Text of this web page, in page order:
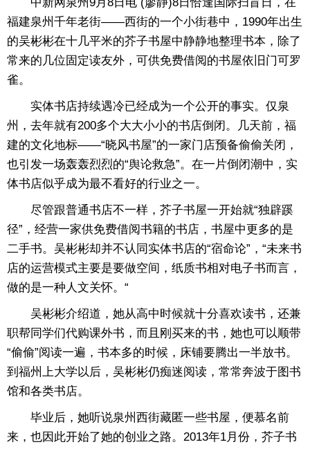
中新网泉州9月8日电 (廖静)8日恰逢国际扫盲日，在
福建泉州千年老街——西街的一个小街巷中，1990年出生
的吴彬彬在十几平米的芥子书屋中静静地整理书本，除了
常来的几位固定读友外，可供免费借阅的书屋依旧门可罗
雀。
实体书店持续遇冷已经成为一个公开的事实。仅泉
州，去年就有200多个大大小小的书店倒闭。几天前，福
建的文化地标——“晓风书屋”的一家门店预备偷偷关闭，
也引发一场轰轰烈烈的“舆论救急”。在一片倒闭潮中，实
体书店似乎成为最不看好的行业之一。
尽管跟普通书店不一样，芥子书屋一开始就“独辟蹊
径”，经营一家供免费借阅书籍的书店，书屋中更多的是
二手书。吴彬彬却并不认同实体书店的“宿命论”，“未来书
店的运营模式主要是要做空间，纸质书相对电子书而言，
做的是一种人文关怀。“
吴彬彬介绍道，她从高中时候就十分喜欢读书，还兼
职帮同学们代购课外书，而且刚买来的书，她也可以顺带
“偷偷”阅读一遍，书本多的时候，床铺要腾出一半放书。
到福州上大学以后，吴彬彬仍痴迷阅读，常常奔波于图书
馆和各类书店。
毕业后，她听说泉州西街藏匿一些书屋，便慕名前
来，也因此开始了她的创业之路。2013年1月份，芥子书